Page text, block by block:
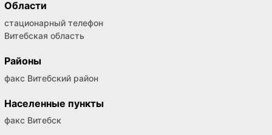
Области
стационарный телефон
Витебская область
Районы
факс Витебский район
Населенные пункты
факс Витебск